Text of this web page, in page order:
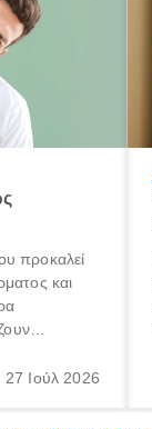
προκαλεί
και
είναι»,
27 Ιούλ 2026